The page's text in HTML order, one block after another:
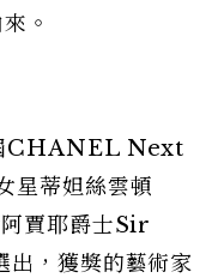
。
CHANEL Next
星蒂妲絲雲頓
賈耶爵士Sir
，獲獎的藝術家